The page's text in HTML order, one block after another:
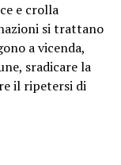
e crolla
si trattano
a vicenda,
sradicare la
il ripetersi di